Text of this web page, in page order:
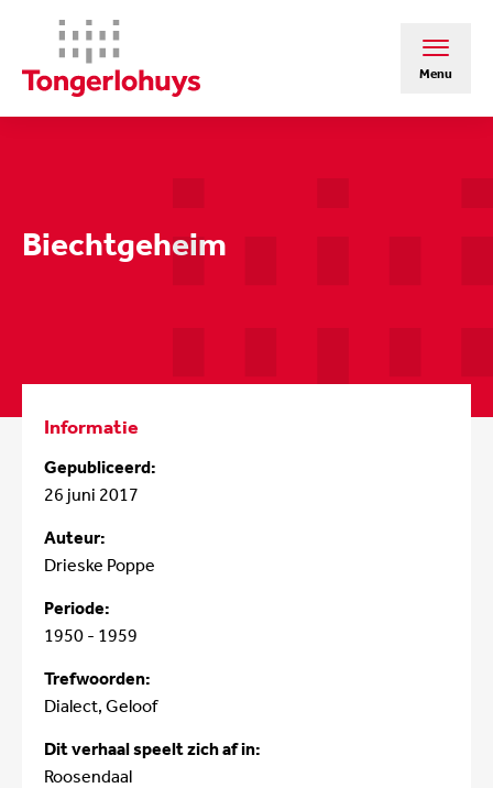
Menu
Biechtgeheim
Informatie
Gepubliceerd:
26 juni 2017
Auteur:
Drieske Poppe
Periode:
1950 - 1959
Trefwoorden:
Dialect, Geloof
Dit verhaal speelt zich af in:
Roosendaal